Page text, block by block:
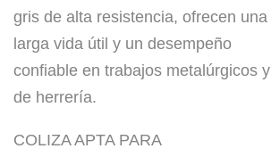
gris de alta resistencia, ofrecen una
larga vida útil y un desempeño
confiable en trabajos metalúrgicos y
de herrería.
COLIZA APTA PARA